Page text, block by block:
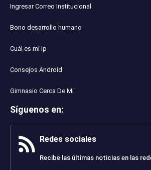
Ingresar Correo Institucional
Bono desarrollo humano
Cuál es mi ip
Consejos Android
Gimnasio Cerca De Mi
Síguenos en:
Redes sociales
Recibe las últimas noticias en las